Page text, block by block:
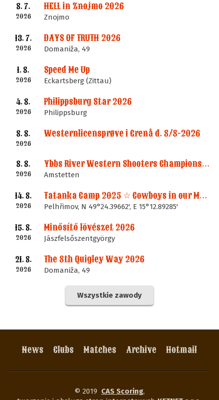
8. 7.
2026
HELL in Znojmo 2026
Znojmo
13. 7.
2026
DAYS OF TRUTH 2026
Domaniža, 49
1. 8.
2026
Speed Me Up
Eckartsberg (Zittau)
4. 8.
2026
Philippsburg Star 2026
Philippsburg
8. 8.
2026
Westernlicensprøve i Grenå d. 8/8-2026
8. 8.
2026
Ybbs River Western Shooters Championship 2026 + LM
Amstetten
14. 8.
2026
Tatanka Camp 2025 ☆ Cowboys in our Memories
Pelhřimov, N 49°24.39662', E 15°12.89285'
15. 8.
2026
Minősítő lövészet 2026
Jászfelsőszentgyörgy
21. 8.
2026
The 8th Quigley Way 2026
Domaniža, 49
Wszystkie zawody
News Clubs Matches Archive Hotmail
© 2019 CAS Scoring,